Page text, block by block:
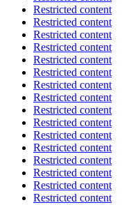
Restricted content
Restricted content
Restricted content
Restricted content
Restricted content
Restricted content
Restricted content
Restricted content
Restricted content
Restricted content
Restricted content
Restricted content
Restricted content
Restricted content
Restricted content
Restricted content